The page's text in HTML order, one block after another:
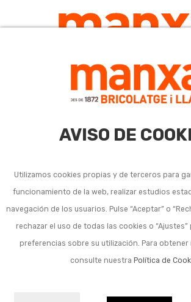
AVISO DE
Utilizamos cookies propias y de terceros para
funcionamiento de la web, realizar estudios
navegación de los usuarios. Pulse “Aceptar” o
rechazar el uso de todas las cookies o
preferencias sobre su utilización. Para
consulte nuestra Política de